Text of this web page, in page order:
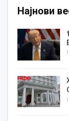
Најнови